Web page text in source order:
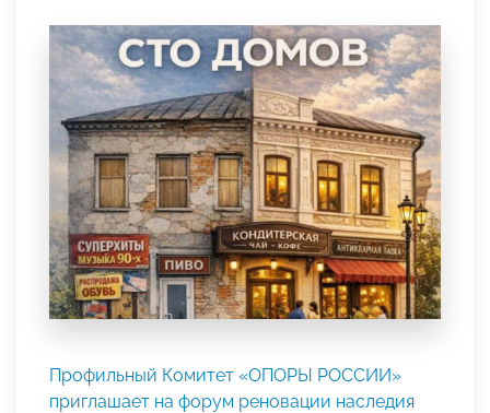
Профильный Комитет «ОПОРЫ РОССИИ»
приглашает на форум реновации наследия